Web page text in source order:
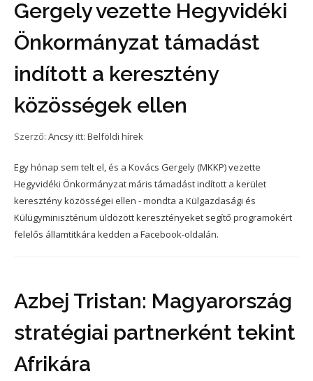
Gergely vezette Hegyvidéki
Önkormányzat támadást
indított a keresztény
közösségek ellen
Szerző: Ancsy itt: Belföldi hírek
Egy hónap sem telt el, és a Kovács Gergely (MKKP) vezette
Hegyvidéki Önkormányzat máris támadást indított a kerület
keresztény közösségei ellen - mondta a Külgazdasági és
Külügyminisztérium üldözött keresztényeket segítő programokért
felelős államtitkára kedden a Facebook-oldalán.
Azbej Tristan: Magyarország
stratégiai partnerként tekint
Afrikára